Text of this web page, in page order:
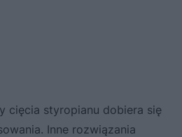
cięcia styropianu dobiera się
Inne rozwiązania